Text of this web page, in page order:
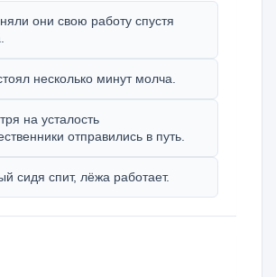
они свою работу спустя
несколько минут молча.
на усталость
отправились в путь.
сидя спит, лёжа работает.